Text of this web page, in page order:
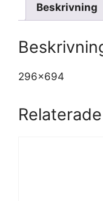
Beskrivning
296×694